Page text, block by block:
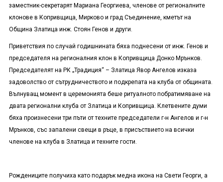
заместник-секретарятМариана Георгиева, членове от регионалните
клонове в Копривщица, Мирково и град Съединение, кметът на
Община Златица инж. Стоян Генов и други.
Приветствия по случай годишнината бяха поднесени от инж. Генов и
председателя на регионалния клон в Копривщица Донко Мрънков.
Председателят на РК „Традиция“ – Златица Явор Ангелов изказа
задоволство от сътрудничеството и подкрепата на клуба от общината.
Вълнуващ момент в церемонията беше ритуалното побратимяване на
двата регионални клуба от Златица и Копривщица. Клетвените думи
бяха произнесени три пъти от техните председатели г-н Ангелов и г-н
Мрънков, със запалени свещи в ръце, в присъствието на всички
членове на клуба в Златица и техните гости.
Рождениците получиха като подарък медна икона на Свети Георги, а